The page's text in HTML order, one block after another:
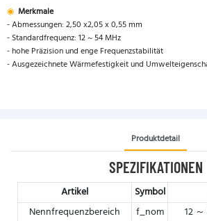
◉ Merkmale
- Abmessungen: 2,50 x2,05 x 0,55 mm
- Standardfrequenz: 12 ~ 54 MHz
- hohe Präzision und enge Frequenzstabilität
- Ausgezeichnete Wärmefestigkeit und
Produktdetail
SPEZIFIKATIONEN
Artikel Symbol
Nennfrequenzbereich
f_nom
12